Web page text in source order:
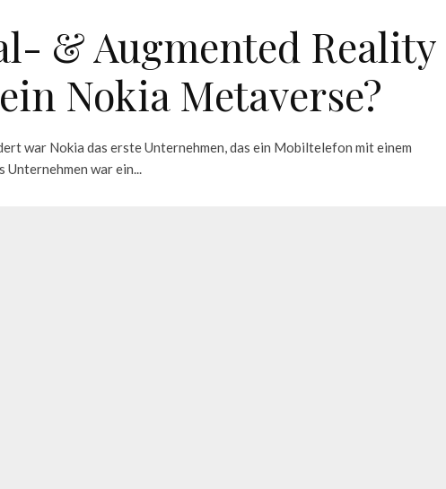
& Augmented Reality
Nokia Metaverse?
war Nokia das erste Unternehmen, das ein Mobiltelefon mit einem
war ein...